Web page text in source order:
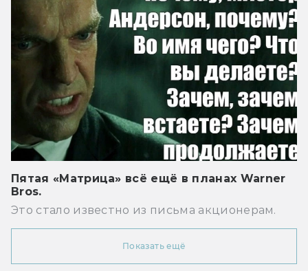
Пятая «Матрица» всё ещё в планах Warner
Bros.
Это стало известно из письма акционерам.
Показать ещё